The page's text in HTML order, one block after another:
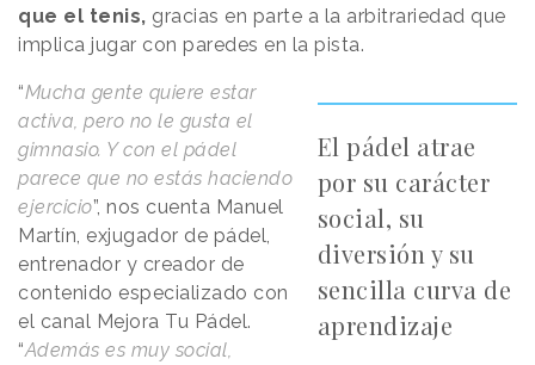
que el tenis, gracias en parte a la arbitrariedad que
implica jugar con paredes en la pista.
El pádel atrae
por su carácter
social, su
diversión y su
sencilla curva de
aprendizaje
“Mucha gente quiere estar
activa, pero no le gusta el
gimnasio. Y con el pádel
parece que no estás haciendo
ejercicio”, nos cuenta Manuel
Martín, exjugador de pádel,
entrenador y creador de
contenido especializado con
el canal Mejora Tu Pádel.
“Además es muy social,